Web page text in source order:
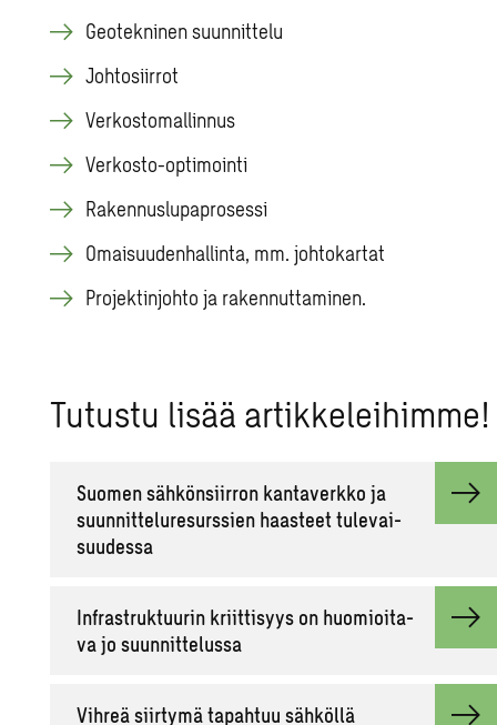
Geotekninen suunnittelu
Johtosiirrot
Verkostomallinnus
Verkosto-optimointi
Rakennuslupaprosessi
Omaisuudenhallinta, mm. johtokartat
Projektinjohto ja rakennuttaminen.
Tu­tus­tu lisää ar­tik­ke­lei­him­me!
Suo­men säh­kön­siir­ron kan­ta­verk­ko ja
suun­nit­te­lu­re­surs­sien haas­teet tu­le­vai­
suu­des­sa
In­fra­struk­tuu­rin kriit­ti­syys on huo­mioi­ta­
va jo suun­nit­te­lus­sa
Vih­reä siir­ty­mä ta­pah­tuu säh­köl­lä